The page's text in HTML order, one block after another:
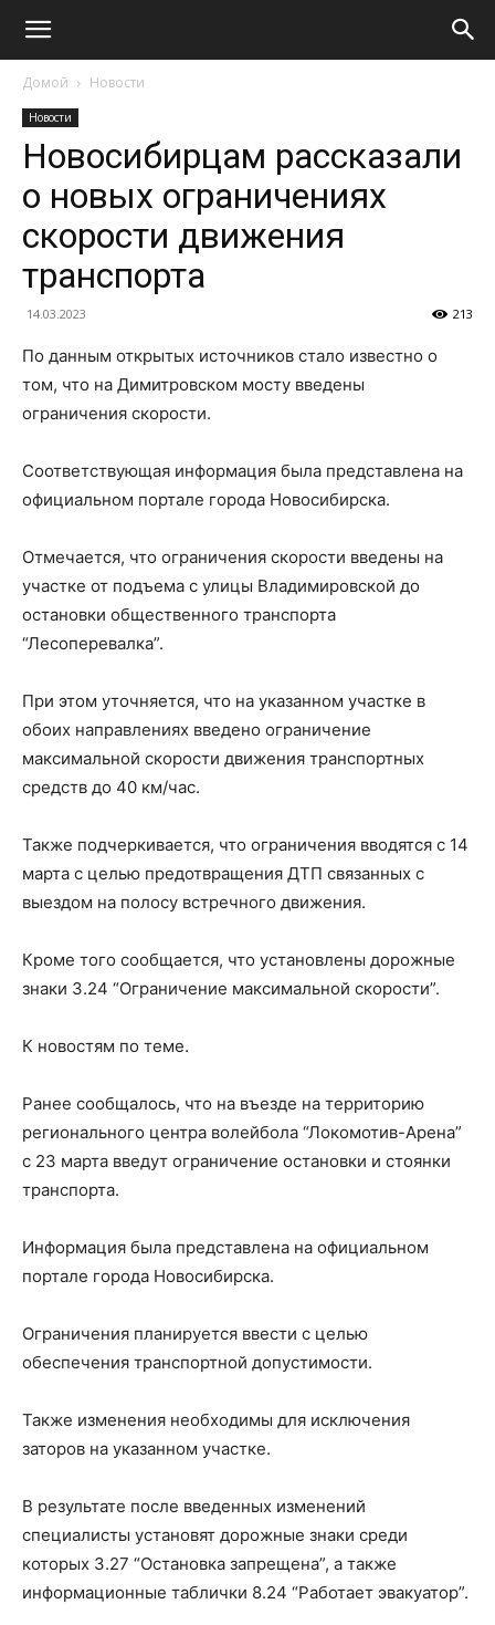
Домой Новости
Новости
Новосибирцам рассказали
о новых ограничениях
скорости движения
транспорта
14.03.2023 213
По данным открытых источников стало известно о
том, что на Димитровском мосту введены
ограничения скорости.
Соответствующая информация была представлена на
официальном портале города Новосибирска.
Отмечается, что ограничения скорости введены на
участке от подъема с улицы Владимировской до
остановки общественного транспорта
“Лесоперевалка”.
При этом уточняется, что на указанном участке в
обоих направлениях введено ограничение
максимальной скорости движения транспортных
средств до 40 км/час.
Также подчеркивается, что ограничения вводятся с 14
марта с целью предотвращения ДТП связанных с
выездом на полосу встречного движения.
Кроме того сообщается, что установлены дорожные
знаки 3.24 “Ограничение максимальной скорости”.
К новостям по теме.
Ранее сообщалось, что на въезде на территорию
регионального центра волейбола “Локомотив-Арена”
с 23 марта введут ограничение остановки и стоянки
транспорта.
Информация была представлена на официальном
портале города Новосибирска.
Ограничения планируется ввести с целью
обеспечения транспортной допустимости.
Также изменения необходимы для исключения
заторов на указанном участке.
В результате после введенных изменений
специалисты установят дорожные знаки среди
которых 3.27 “Остановка запрещена”, а также
информационные таблички 8.24 “Работает эвакуатор”.